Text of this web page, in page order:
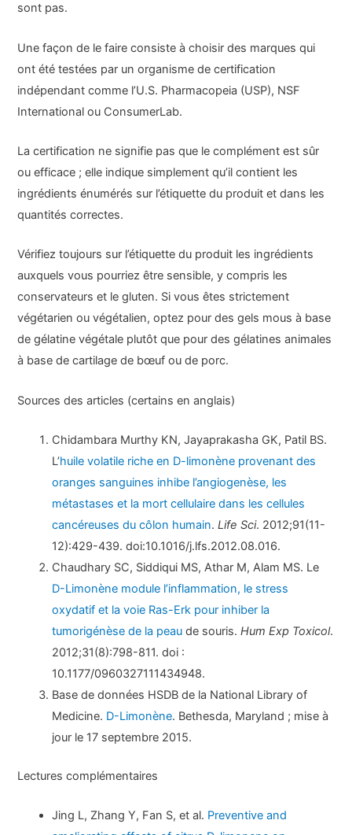
sont pas.
Une façon de le faire consiste à choisir des marques qui
ont été testées par un organisme de certification
indépendant comme l’U.S. Pharmacopeia (USP), NSF
International ou ConsumerLab.
La certification ne signifie pas que le complément est sûr
ou efficace ; elle indique simplement qu’il contient les
ingrédients énumérés sur l’étiquette du produit et dans les
quantités correctes.
Vérifiez toujours sur l’étiquette du produit les ingrédients
auxquels vous pourriez être sensible, y compris les
conservateurs et le gluten. Si vous êtes strictement
végétarien ou végétalien, optez pour des gels mous à base
de gélatine végétale plutôt que pour des gélatines animales
à base de cartilage de bœuf ou de porc.
Sources des articles (certains en anglais)
Chidambara Murthy KN, Jayaprakasha GK, Patil BS.
L’huile volatile riche en D-limonène provenant des
oranges sanguines inhibe l’angiogenèse, les
métastases et la mort cellulaire dans les cellules
cancéreuses du côlon humain.Life Sci. 2012;91(11-
12):429-439. doi:10.1016/j.lfs.2012.08.016.
Chaudhary SC, Siddiqui MS, Athar M, Alam MS. Le
D-Limonène module l’inflammation, le stress
oxydatif et la voie Ras-Erk pour inhiber la
tumorigénèse de la peau de souris.Hum Exp Toxicol.
2012;31(8):798-811. doi :
10.1177/0960327111434948.
Base de données HSDB de la National Library of
Medicine. D-Limonène. Bethesda, Maryland ; mise à
jour le 17 septembre 2015.
Lectures complémentaires
Jing L, Zhang Y, Fan S, et al. Preventive and